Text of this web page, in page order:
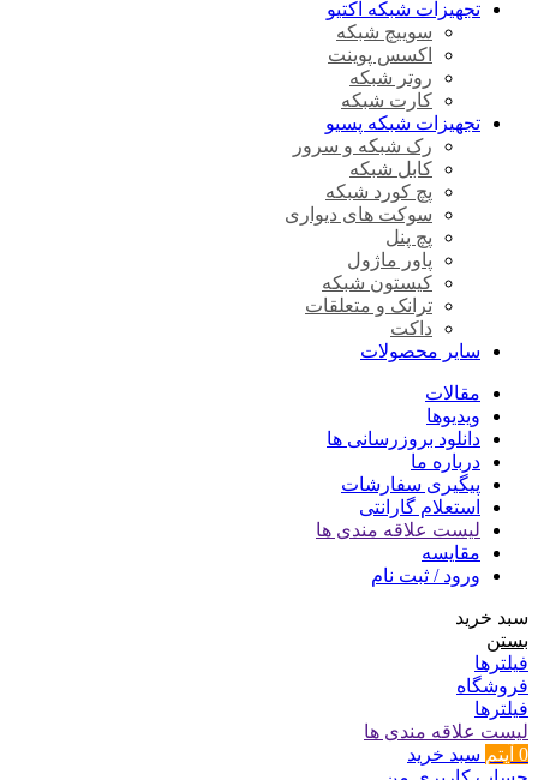
تجهیزات شبکه اکتیو
سوییچ شبکه
اکسس پوینت
روتر شبکه
کارت شبکه
تجهیزات شبکه پسیو
رک شبکه و سرور
کابل شبکه
پچ کورد شبکه
سوکت های دیواری
پچ پنل
پاور ماژول
کیستون شبکه
ترانک و متعلقات
داکت
سایر محصولات
مقالات
ویدیوها
دانلود بروزرسانی ها
درباره ما
پیگیری سفارشات
استعلام گارانتی
لیست علاقه مندی ها
مقایسه
ورود / ثبت نام
سبد خرید
بستن
فیلترها
فروشگاه
فیلترها
لیست علاقه مندی ها
0 آیتم سبد خرید